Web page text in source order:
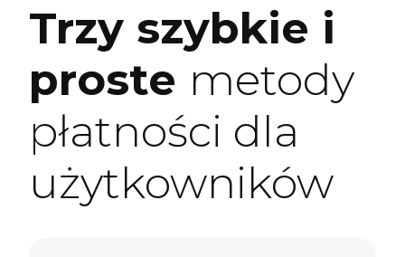
Trzy szybkie i
proste metody
płatności dla
użytkowników